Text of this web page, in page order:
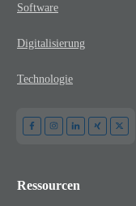
Software
Digitalisierung
Technologie
Ressourcen